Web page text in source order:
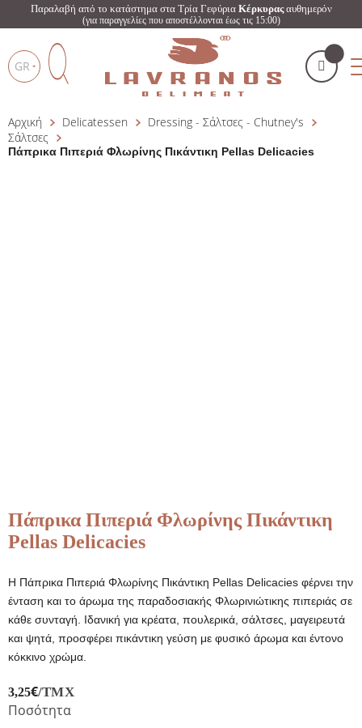
Παραλαβή από το κατάστημα στα Τρία Γεφύρια Κέρκυραςαυθημερόν
(για παραγγελίες που αποστέλλονται έως τις 15:00)
GR
Products
search
Το καλάθι μου ()
Αρχική Delicatessen
Dressing - Σάλτσες - Chutney's
Σάλτσες
Πάπρικα Πιπεριά Φλωρίνης Πικάντικη Pellas Delicacies
Πάπρικα Πιπεριά Φλωρίνης Πικάντικη
Pellas Delicacies
Η Πάπρικα Πιπεριά Φλωρίνης Πικάντικη Pellas Delicacies φέρνει την
ένταση και το άρωμα της παραδοσιακής Φλωρινιώτικης πιπεριάς σε
κάθε συνταγή. Ιδανική για κρέατα, πουλερικά, σάλτσες, μαγειρευτά
και ψητά, προσφέρει πικάντικη γεύση με φυσικό άρωμα και έντονο
κόκκινο χρώμα.
3,25€/ΤΜΧ
Ποσότητα